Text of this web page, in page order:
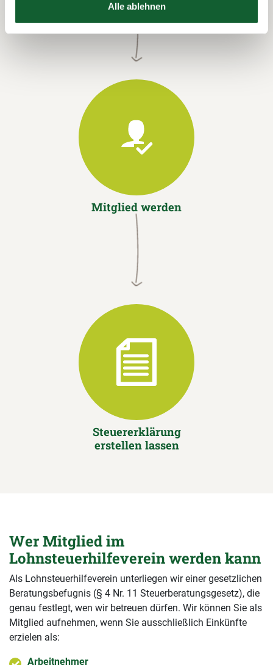
Alle ablehnen
Mitglied werden
Steuererklärung
erstellen lassen
Wer Mitglied im
Lohnsteuerhilfeverein werden kann
Als Lohnsteuerhilfeverein unterliegen wir einer gesetzlichen
Beratungsbefugnis (§ 4 Nr. 11 Steuerberatungsgesetz), die
genau festlegt, wen wir betreuen dürfen. Wir können Sie als
Mitglied aufnehmen, wenn Sie ausschließlich Einkünfte
erzielen als:
Arbeitnehmer